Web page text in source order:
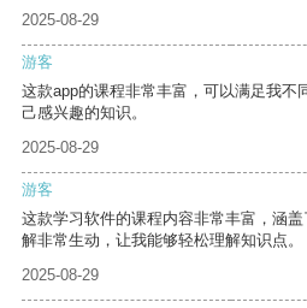
2025-08-29
游客
这款app的课程非常丰富，可以满足我不
己感兴趣的知识。
2025-08-29
游客
这款学习软件的课程内容非常丰富，涵
解非常生动，让我能够轻松理解知识点。
2025-08-29